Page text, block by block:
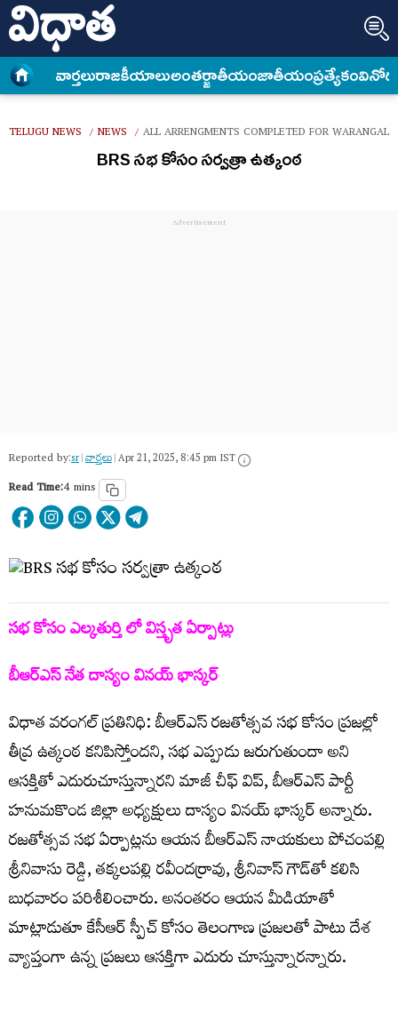
వార్త‌లురాజకీయాలుఅంత‌ర్జాతీయంజాతీయంప్రత్యేకం
TELUGU NEWS / NEWS / ALL ARRENGMENTS COMPLETED FOR WARANGAL
BRS సభ కోసం సర్వత్రా ఉత్కంఠ
Reported by:sr|వార్త‌లు|Apr 21, 2025, 8:45 pm IST
Read Time:4 mins
సభ కోసం ఎల్కతుర్తి లో విస్తృత ఏర్పాట్లు
బీఆర్ఎస్ నేత దాస్యం వినయ్ భాస్కర్
విధాత వరంగల్ ప్రతినిధి: బీఆర్ఎస్ రజతోత్సవ సభ కోసం ప్రజల్లో
తీవ్ర ఉత్కంఠ కనిపిస్తోందని, సభ ఎప్పుడు జరుగుతుందా అని
ఆసక్తితో ఎదురుచూస్తున్నారని మాజీ చీఫ్ విప్‌, బీఆర్ఎస్ పార్టీ
హ‌నుమ‌కొండ జిల్లా అధ్య‌క్షులు దాస్యం విన‌య్ భాస్క‌ర్ అన్నారు.
రజతోత్సవ సభ ఏర్పాట్లను ఆయన బీఆర్ఎస్ నాయకులు పోచంపల్లి
శ్రీనివాసు రెడ్డి, తక్కలపల్లి రవీందర్రావు, శ్రీ‌నివాస్ గౌడ్‌తో కలిసి
బుధవారం పరిశీలించారు. అనంతరం ఆయన మీడియాతో
మాట్లాడుతూ కేసీఆర్ స్పీచ్ కోసం తెలంగాణ ప్ర‌జ‌ల‌తో పాటు దేశ
వ్యాప్తంగా ఉన్న ప్ర‌జ‌లు ఆస‌క్తిగా ఎదురు చూస్తున్నారన్నారు.